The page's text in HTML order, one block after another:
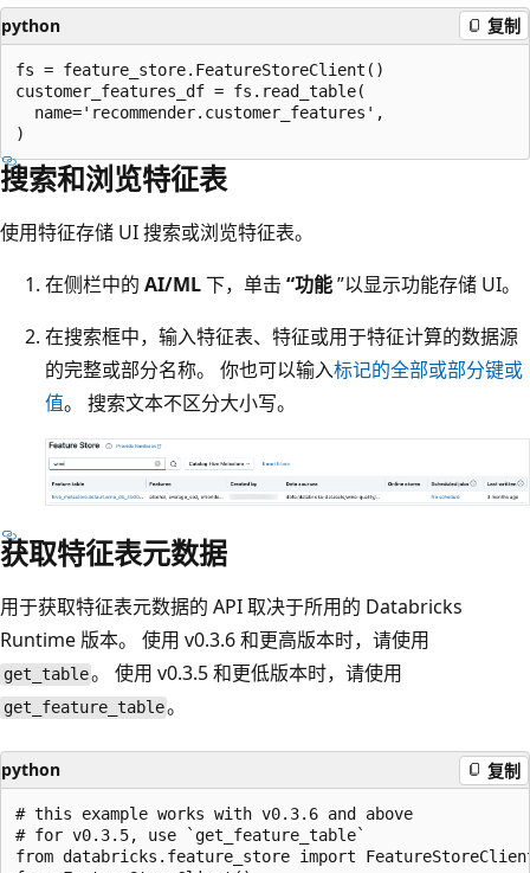
python 复制
fs = feature_store.FeatureStoreClient()
customer_features_df = fs.read_table(
  name='recommender.customer_features',
搜索和浏览特征表
使用特征存储 UI 搜索或浏览特征表。
在侧栏中的 AI/ML下，单击 “功能”以显示功能存储 UI。
在搜索框中，输入特征表、特征或用于特征计算的数据源
的完整或部分名称。 你也可以输入标记的全部或部分键或
值。 搜索文本不区分大小写。
获取特征表元数据
用于获取特征表元数据的 API 取决于所用的 Databricks
Runtime 版本。 使用 v0.3.6 和更高版本时，请使用
get_table。 使用 v0.3.5 和更低版本时，请使用
get_feature_table。
python 复制
# this example works with v0.3.6 and above
# for v0.3.5, use `get_feature_table`
from databricks.feature_store import